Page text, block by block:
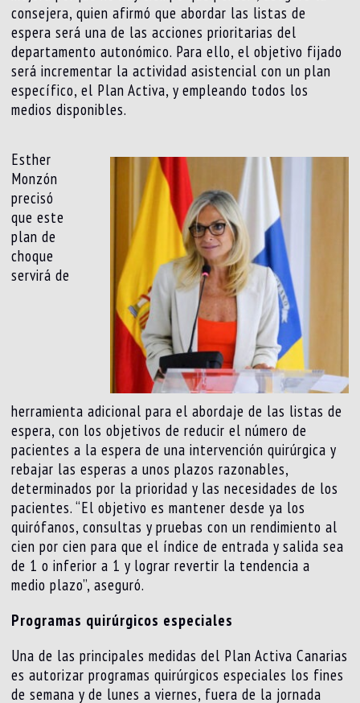
consejera, quien afirmó que abordar las listas de
espera será una de las acciones prioritarias del
departamento autonómico. Para ello, el objetivo fijado
será incrementar la actividad asistencial con un plan
específico, el Plan Activa, y empleando todos los
medios disponibles.
Esther
Monzón
precisó
que este
plan de
choque
servirá de
herramienta adicional para el abordaje de las listas de
espera, con los objetivos de reducir el número de
pacientes a la espera de una intervención quirúrgica y
rebajar las esperas a unos plazos razonables,
determinados por la prioridad y las necesidades de los
pacientes. “El objetivo es mantener desde ya los
quirófanos, consultas y pruebas con un rendimiento al
cien por cien para que el índice de entrada y salida sea
de 1 o inferior a 1 y lograr revertir la tendencia a
medio plazo”, aseguró.
Programas quirúrgicos especiales
Una de las principales medidas del Plan Activa Canarias
es autorizar programas quirúrgicos especiales los fines
de semana y de lunes a viernes, fuera de la jornada